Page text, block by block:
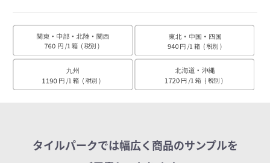
タイルパークでは幅広く商品のサンプルを